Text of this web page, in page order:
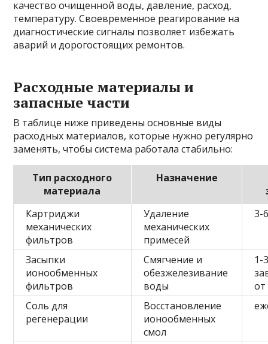
качество очищенной воды, давление, расход,
температуру. Своевременное реагирование на
диагностические сигналы позволяет избежать
аварий и дорогостоящих ремонтов.
Расходные материалы и
запасные части
В таблице ниже приведены основные виды
расходных материалов, которые нужно регулярно
заменять, чтобы система работала стабильно:
Тип расходного
материала
Назначение
Картриджи
механических
фильтров
Удаление
механических
примесей
3-
Засыпки
ионообменных
фильтров
Смягчение и
обезжелезивание
воды
1-
от
Соль для
регенерации
Восстановление
ионообменных
смол